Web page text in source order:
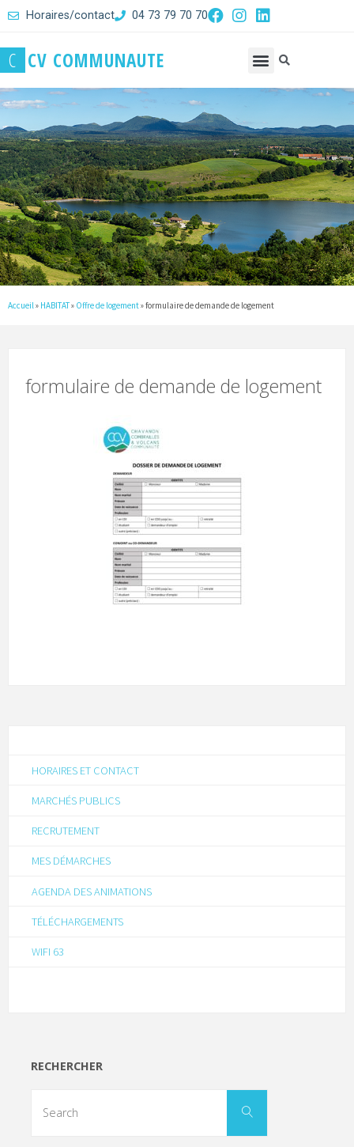
Horaires/contact 04 73 79 70 70
C CV COMMUNAUTE
Accueil » HABITAT» Offre de logement»formulaire de demande de logement
formulaire de demande de logement
HORAIRES ET CONTACT
MARCHÉS PUBLICS
RECRUTEMENT
MES DÉMARCHES
AGENDA DES ANIMATIONS
TÉLÉCHARGEMENTS
WIFI 63
RECHERCHER